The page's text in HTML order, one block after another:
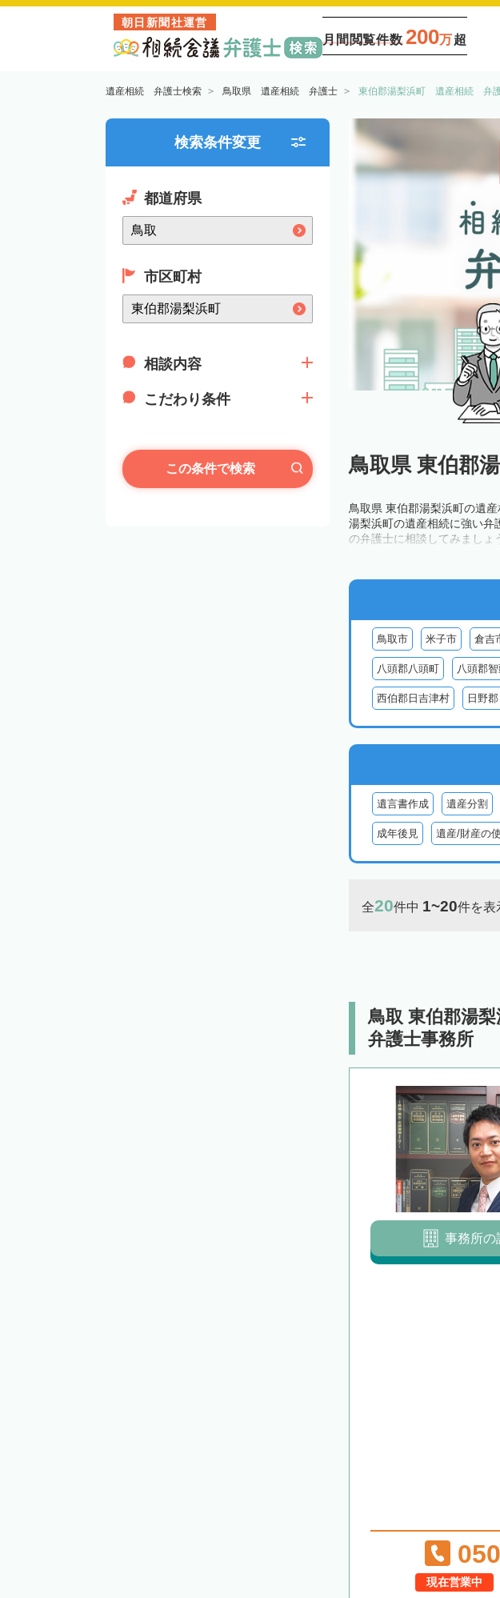
朝日新聞社運営
月間閲覧件数 200万超
遺産相続 弁護士検索 鳥取県 遺産相続 弁護士 東伯郡湯梨浜町 遺産相続 弁
検索条件変更
都道府県
市区町村
相談内容
こだわり条件
この条件で検索 鳥取県 東伯郡
鳥取県 東伯郡湯梨浜町の遺
湯梨浜町の遺産相続に強い弁
の弁護士に相談してみましょ
鳥取市 米子市 倉吉
八頭郡八頭町 八頭郡
西伯郡日吉津村 日野
遺言書作成 遺産分割
成年後見 遺産/財産の
全20件中 1~20件を表
鳥取 東伯郡湯
弁護士事務所
事務所の
現在営業中